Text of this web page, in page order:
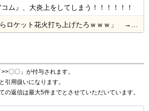
ム』、大炎上をしてしまう！！！！！！
打ち上げたろｗｗｗ」 → サンルーフが閉まっていて無事車内に発射
〇〇」が付与されます。
引用扱いになります。
の返信は最大5件までとさせていただいています。